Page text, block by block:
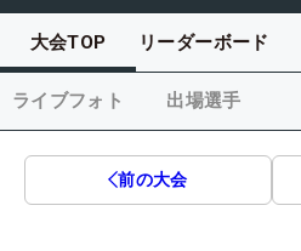
大会TOP リーダーボード
ライブフォト 出場選手
前の大会